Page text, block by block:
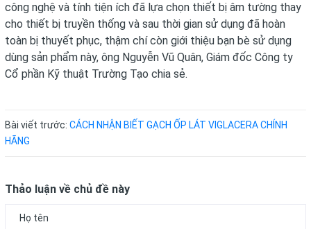
công nghệ và tính tiện ích đã lựa chọn thiết bị âm tường thay
cho thiết bị truyền thống và sau thời gian sử dụng đã hoàn
toàn bị thuyết phục, thậm chí còn giới thiệu bạn bè sử dụng
dùng sản phẩm này, ông Nguyễn Vũ Quân, Giám đốc Công ty
Cổ phần Kỹ thuật Trường Tạo chia sẻ.
Bài viết trước: CÁCH NHẬN BIẾT GẠCH ỐP LÁT VIGLACERA CHÍNH
HÃNG
Thảo luận về chủ đề này